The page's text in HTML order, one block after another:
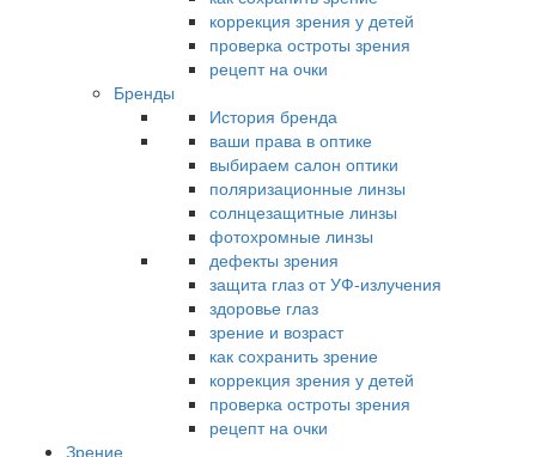
коррекция зрения у детей
проверка остроты зрения
рецепт на очки
Бренды
История бренда
ваши права в оптике
выбираем салон оптики
поляризационные линзы
солнцезащитные линзы
фотохромные линзы
дефекты зрения
защита глаз от УФ-излучения
здоровье глаз
зрение и возраст
как сохранить зрение
коррекция зрения у детей
проверка остроты зрения
рецепт на очки
Зрение